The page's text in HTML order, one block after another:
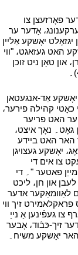
פאָרזעצן צו
אָדער ער
יגזאָלט יאָשקע אַליין
האט געזאגט، "ווי
און טאָן ניט זוכן
יאָשקע אַד-אנגעטאן
כאָטי קהילה פירער،
ער האט פריער
גאָט۔ נאָך איצט،
האר האט ביידע
יאָשקע געצויגן
צו אים די
פאטער "۔ די
און חן، ליכט
לאַוומאַקער אדער
פראקלאמירט זיך ווי
געפֿינען אַ נייַ
זיך-כּבֿוד، אָבער
האר יאָשקע משיח۔